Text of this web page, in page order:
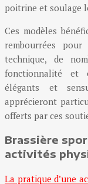
poitrine et soulage
Ces modèles
rembourrées
technique, de
fonctionnalité et
élégants et
apprécieront
offerts par ces
Brassière
activités
La pratique d’une